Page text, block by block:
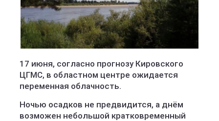
17 июня, согласно прогнозу Кировского
ЦГМС, в областном центре ожидается
переменная облачность.
Ночью осадков не предвидится, а днём
возможен небольшой кратковременный